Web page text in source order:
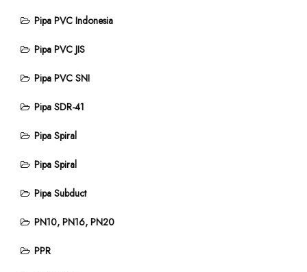
Pipa PVC Indonesia
Pipa PVC JIS
Pipa PVC SNI
Pipa SDR-41
Pipa Spiral
Pipa Spiral
Pipa Subduct
PN10, PN16, PN20
PPR